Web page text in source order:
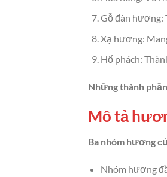
Gỗ đàn hương:
Xạ hương:
Hổ phách:
Những thành
Mô tả
Ba nhóm hương
Nhóm hương